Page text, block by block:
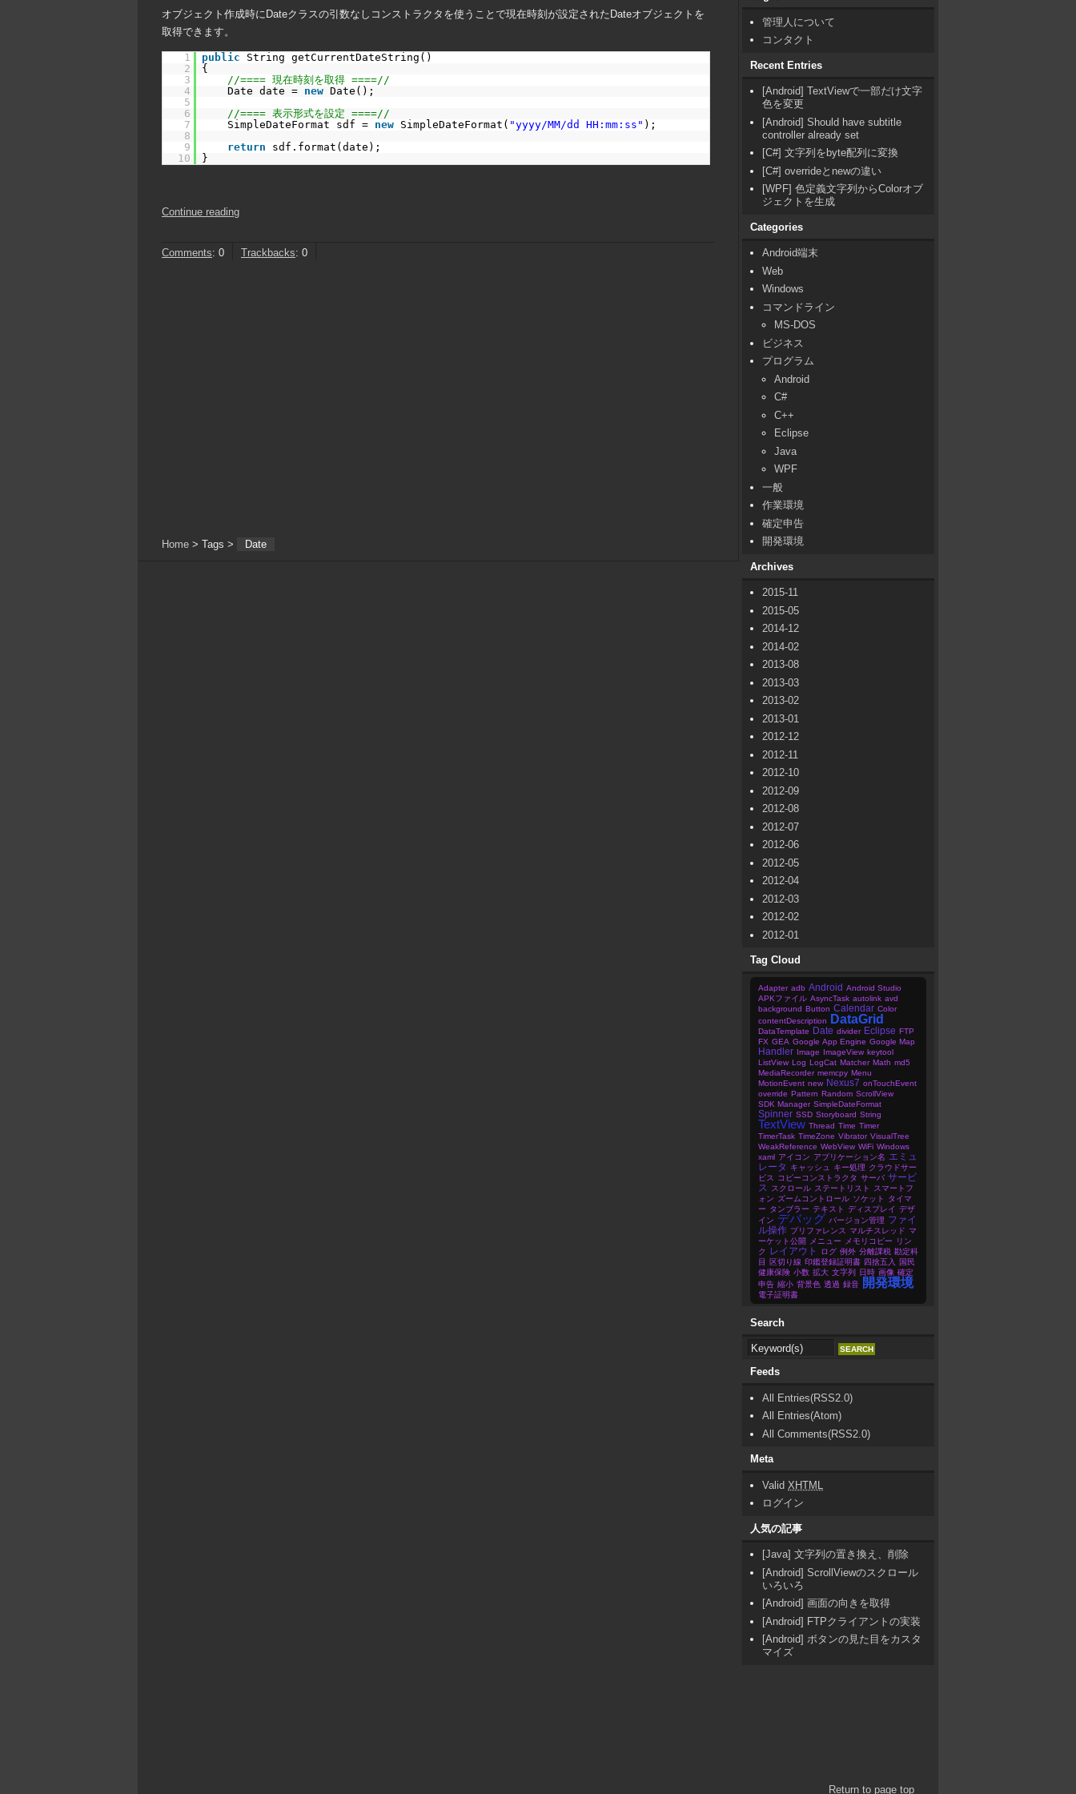
オブジェクト作成時にDateクラスの引数なしコンストラクタを使うことで現在時刻が設定されたDateオブジェクトを
取得できます。
1 public
String getCurrentDateString()
2
{
3
//==== 現在時刻を取得 ====//
4
Date date = new Date();
5
6
//==== 表示形式を設定 ====//
7
SimpleDateFormat sdf = new SimpleDateFormat( "yyyy/MM/dd HH:mm:ss" );
8
9
return
sdf.format(date);
10
}
Continue reading
Comments: 0 Trackbacks: 0
Home > Tags > Date
管理人について
コンタクト
Recent Entries
[Android] TextViewで一部だけ文字
色を変更
[Android] Should have subtitle
controller already set
[C#] 文字列をbyte配列に変換
[C#] overrideとnewの違い
[WPF] 色定義文字列からColorオブ
ジェクトを生成
Categories
Android端末
Web
Windows
コマンドライン
MS-DOS
ビジネス
プログラム
Android
C#
C++
Eclipse
Java
WPF
一般
作業環境
確定申告
開発環境
Archives
2015-11
2015-05
2014-12
2014-02
2013-08
2013-03
2013-02
2013-01
2012-12
2012-11
2012-10
2012-09
2012-08
2012-07
2012-06
2012-05
2012-04
2012-03
2012-02
2012-01
Tag Cloud
Adapter adb Android Android Studio
APKファイル AsyncTask autolink avd
background Button Calendar Color
contentDescription
DataGrid
DataTemplate Date divider Eclipse FTP
FX GEA Google App Engine Google Map
Handler Image ImageView keytool
ListView Log LogCat Matcher Math md5
MediaRecorder memcpy Menu
MotionEvent new Nexus7 onTouchEvent
override Pattern Random ScrollView
SDK Manager SimpleDateFormat
Spinner SSD Storyboard String
TextView Thread Time Timer
TimerTask TimeZone Vibrator VisualTree
WeakReference WebView WiFi Windows
xaml アイコン アプリケーション名 エミュ
レータ
キャッシュ キー処理 クラウドサー
ビス
コピーコンストラクタ サーバ サービ
ス
スクロール ステートリスト
スマートフ
ォン ズームコントロール ソケット
タイマ
ー タンブラー テキスト ディスプレイ デザ
イン デバッグ バージョン管理 ファイ
ル操作 プリファレンス マルチスレッド マ
ーケット公開
メニュー メモリコピー
リン
ク
レイアウト ログ 例外 分離課税 勘定科
目
区切り線 印鑑登録証明書 四捨五入
国民
健康保険 小数 拡大 文字列 日時 画像 確定
申告 縮小 背景色 透過 録音 開発環境
電子証明書
Search
Feeds
All Entries(RSS2.0)
All Entries(Atom)
All Comments(RSS2.0)
Meta
Valid XHTML
ログイン
人気の記事
[Java] 文字列の置き換え、削除
[Android] ScrollViewのスクロール
いろいろ
[Android] 画面の向きを取得
[Android] FTPクライアントの実装
[Android] ボタンの見た目をカスタ
マイズ
Return to page top